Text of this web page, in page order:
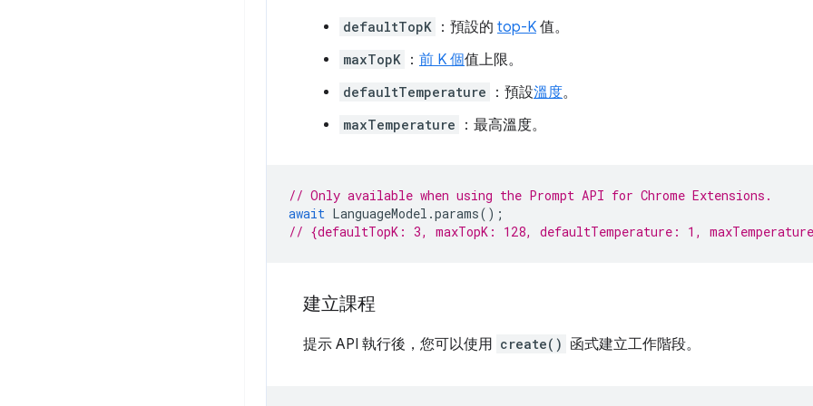
defaultTopK ：預設的 top-K 值。
maxTopK ： 前 K 個值上限。
defaultTemperature ：預設溫度。
maxTemperature ：最高溫度。
// Only available when using the Prompt API for Chrome Extensions.
await LanguageModel .params();
// {defaultTopK: 3, maxTopK: 128, defaultTemperature: 1,
建立課程
提示 API 執行後，您可以使用 create() 函式建立工作階段。